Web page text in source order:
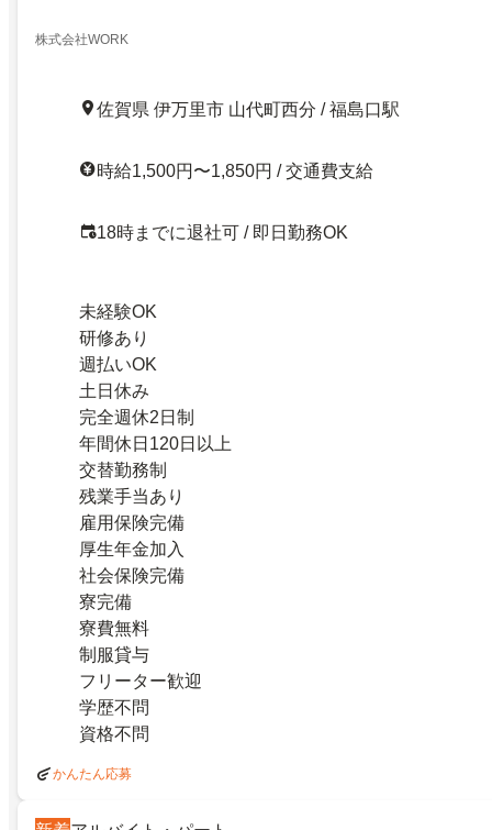
株式会社WORK
佐賀県 伊万里市 山代町西分 / 福島口駅
時給1,500円〜1,850円 / 交通費支給
18時までに退社可 / 即日勤務OK
未経験OK
研修あり
週払いOK
土日休み
完全週休2日制
年間休日120日以上
交替勤務制
残業手当あり
雇用保険完備
厚生年金加入
社会保険完備
寮完備
寮費無料
制服貸与
フリーター歓迎
学歴不問
資格不問
かんたん応募